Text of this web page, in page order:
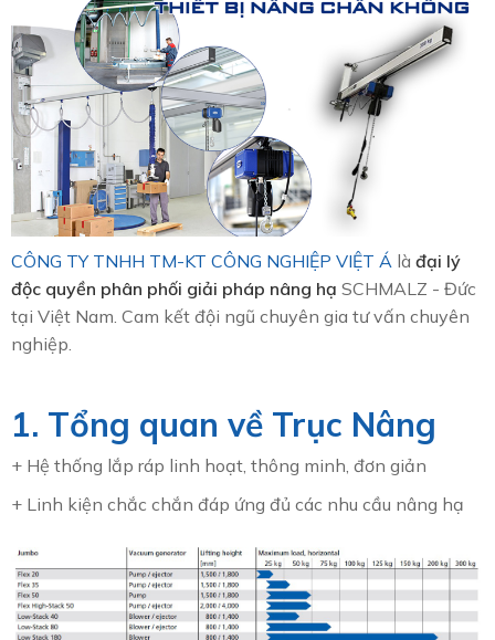
CÔNG TY TNHH TM-KT CÔNG NGHIỆP VIỆT Á là đại lý
độc quyền phân phối giải pháp nâng hạ SCHMALZ - Đức
tại Việt Nam. Cam kết đội ngũ chuyên gia tư vấn chuyên
nghiệp.
1. Tổng quan về Trục Nâng
+ Hệ thống lắp ráp linh hoạt, thông minh, đơn giản
+ Linh kiện chắc chắn đáp ứng đủ các nhu cầu nâng hạ